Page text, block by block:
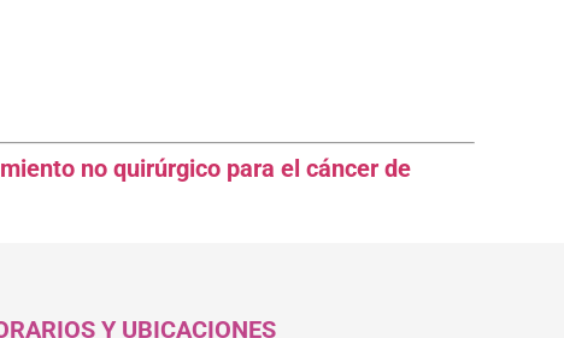
no quirúrgico para el cáncer de
Y UBICACIONES